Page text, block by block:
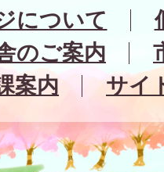
について
のご案内
案内
サイ